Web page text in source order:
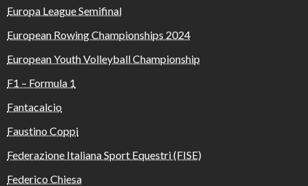
Europa League Semifinal
European Rowing Championships 2024
European Youth Volleyball Championship
F1 – Formula 1
Fantacalcio
Faustino Coppi
Federazione Italiana Sport Equestri (FISE)
Federico Chiesa